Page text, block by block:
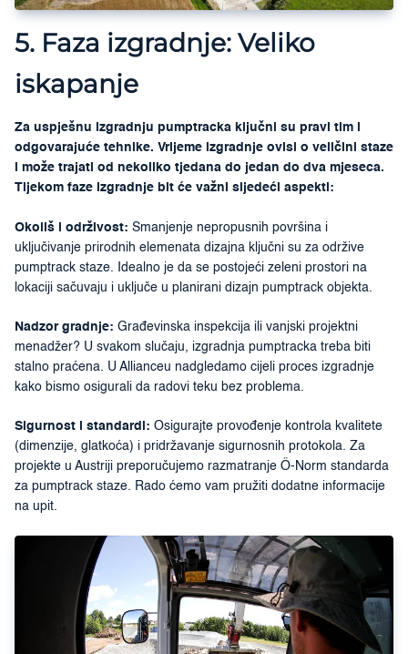
5. Faza izgradnje: Veliko
iskapanje
Za uspješnu izgradnju pumptracka ključni su pravi tim i
odgovarajuće tehnike. Vrijeme izgradnje ovisi o veličini staze
i može trajati od nekoliko tjedana do jedan do dva mjeseca.
Tijekom faze izgradnje bit će važni sljedeći aspekti:
Okoliš i održivost: Smanjenje nepropusnih površina i
uključivanje prirodnih elemenata dizajna ključni su za održive
pumptrack staze. Idealno je da se postojeći zeleni prostori na
lokaciji sačuvaju i uključe u planirani dizajn pumptrack objekta.
Nadzor gradnje: Građevinska inspekcija ili vanjski projektni
menadžer? U svakom slučaju, izgradnja pumptracka treba biti
stalno praćena. U Allianceu nadgledamo cijeli proces izgradnje
kako bismo osigurali da radovi teku bez problema.
Sigurnost i standardi: Osigurajte provođenje kontrola kvalitete
(dimenzije, glatkoća) i pridržavanje sigurnosnih protokola. Za
projekte u Austriji preporučujemo razmatranje Ö-Norm standarda
za pumptrack staze. Rado ćemo vam pružiti dodatne informacije
na upit.